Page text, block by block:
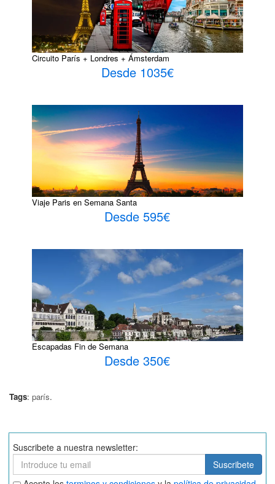
Circuito París + Londres + Ámsterdam
Desde 1035€
Viaje Paris en Semana Santa
Desde 595€
Escapadas Fin de Semana
Desde 350€
Tags: parís.
Suscribete a nuestra newsletter:
Suscribete
Suscribete
Aceptar